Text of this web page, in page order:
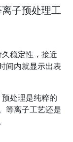
子预处理工
稳定性，接近
间内就显示出表
预处理是纯粹的
等离子工艺还是